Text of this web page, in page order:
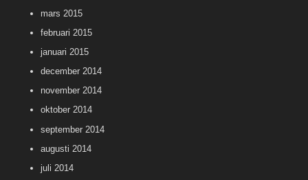
mars 2015
februari 2015
januari 2015
december 2014
november 2014
oktober 2014
september 2014
augusti 2014
juli 2014